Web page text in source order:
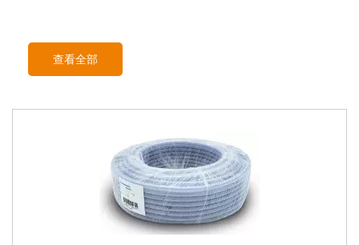
查看全部